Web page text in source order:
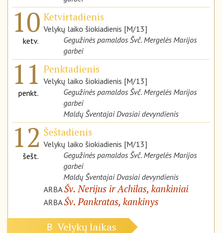
10
ketv.
Ketvirtadienis
Velykų laiko šiokiadienis [M/13]
Gegužinės pamaldos Švč. Mergelės Marijos
garbei
11
penkt.
Penktadienis
Velykų laiko šiokiadienis [M/13]
Gegužinės pamaldos Švč. Mergelės Marijos
garbei
Maldų Šventajai Dvasiai devyndienis
12
šešt.
Šeštadienis
Velykų laiko šiokiadienis [M/13]
Gegužinės pamaldos Švč. Mergelės Marijos
garbei
Maldų Šventajai Dvasiai devyndienis
ARBAŠv. Nerijus ir Achilas, kankiniai
ARBAŠv. Pankratas, kankinys
B Velykų laikas